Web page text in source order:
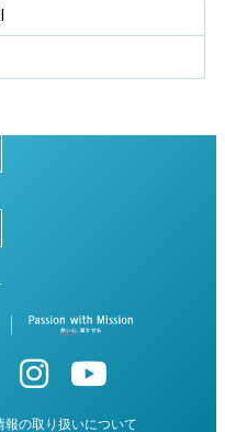
報の取り扱いについて